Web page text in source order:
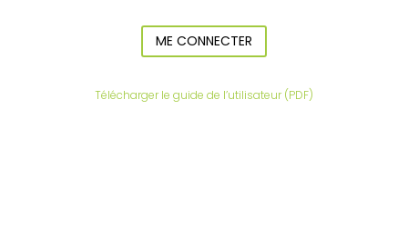
ME CONNECTER
Télécharger le guide de l’utilisateur (PDF)